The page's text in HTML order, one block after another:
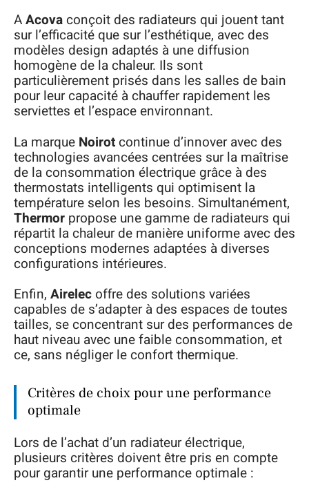
AAcovaconçoit des radiateurs qui jouent tant
sur l’efficacité que sur l’esthétique, avec des
modèles design adaptés à une diffusion
homogène de la chaleur. Ils sont
particulièrement prisés dans les salles de bain
pour leur capacité à chauffer rapidement les
serviettes et l’espace environnant.
La marque Noirotcontinue d’innover avec des
technologies avancées centrées sur la maîtrise
de la consommation électrique grâce à des
thermostats intelligents qui optimisent la
température selon les besoins. Simultanément,
Thermor propose une gamme de radiateurs qui
répartit la chaleur de manière uniforme avec des
conceptions modernes adaptées à diverses
configurations intérieures.
Enfin, Airelec offre des solutions variées
capables de s’adapter à des espaces de toutes
tailles, se concentrant sur des performances de
haut niveau avec une faible consommation, et
ce, sans négliger le confort thermique.
Critères de choix pour une performance
optimale
Lors de l’achat d’un radiateur électrique,
plusieurs critères doivent être pris en compte
pour garantir une performance optimale :